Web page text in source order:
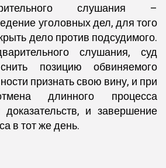
слушания –
уголовных дел, для того
дело против подсудимого.
слушания, суд
позицию обвиняемого
признать свою вину, и при
длинного процесса
и завершение
в тот же день.